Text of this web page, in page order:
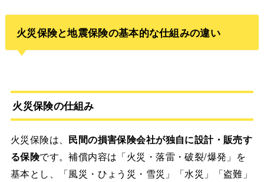
火災保険と地震保険の基本的な仕組みの違い
火災保険の仕組み
火災保険は、 民間の損害保険会社が独自に設計・販売す
る保険です。補償内容は「火災・落雷・破裂/爆発」を
基本とし、「風災・ひょう災・雪災」「水災」「盗難」